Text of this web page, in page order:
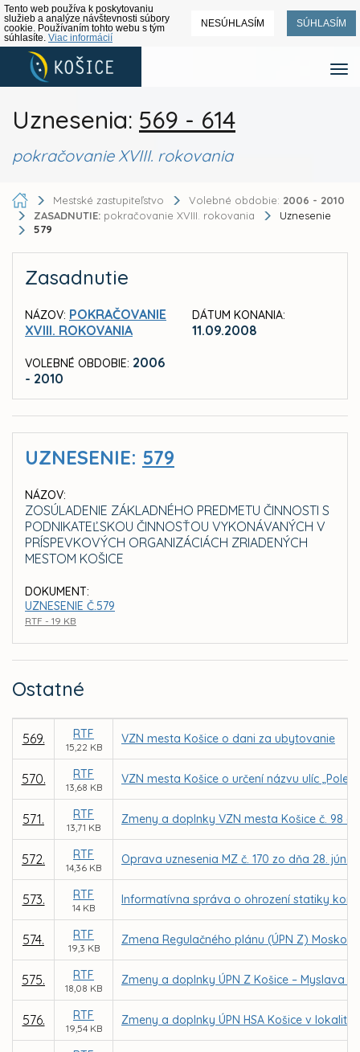
Tento web používa k poskytovaniu
služieb a analýze návštevnosti súbory
cookie. Používaním tohto webu s tým
súhlasíte. Viac informácií
NESÚHLASÍM SÚHLASÍM
Uznesenia: 569 - 614
pokračovanie XVIII. rokovania
Mestské zastupiteľstvo Volebné obdobie: 2006 - 2010
ZASADNUTIE: pokračovanie XVIII. rokovania
Uznesenie
579
Zasadnutie
NÁZOV: POKRAČOVANIE
XVIII. ROKOVANIA
VOLEBNÉ OBDOBIE: 2006
- 2010
DÁTUM KONANIA:
11.09.2008
UZNESENIE: 579
NÁZOV:
ZOSÚLADENIE ZÁKLADNÉHO PREDMETU ČINNOSTI S
PODNIKATEĽSKOU ČINNOSŤOU VYKONÁVANÝCH V
PRÍSPEVKOVÝCH ORGANIZÁCIÁCH ZRIADENÝCH
MESTOM KOŠICE
DOKUMENT:
UZNESENIE Č.579
RTF - 19 KB
Ostatné
569. RTF
15,22 KB
VZN mesta Košice o dani za ubytovanie
570. RTF
13,68 KB
VZN mesta Košice o určení názvu ulíc
571. RTF
13,71 KB
Zmeny a doplnky VZN mesta Košice č. 98
572. RTF
14,36 KB
Oprava uznesenia MZ č. 170 zo dňa 28. júna
573. RTF
14 KB
Informatívna správa o ohrození statiky
574. RTF
19,3 KB
Zmena Regulačného plánu (ÚPN Z)
575. RTF
18,08 KB
Zmeny a doplnky ÚPN Z Košice – Myslava
576. RTF
19,54 KB
Zmeny a doplnky ÚPN HSA Košice v